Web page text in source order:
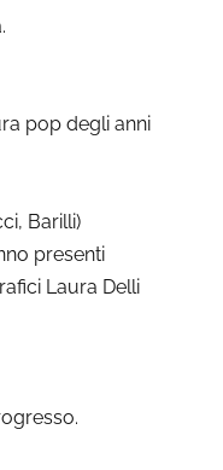
pop degli anni
Barilli)
presenti
Laura Delli